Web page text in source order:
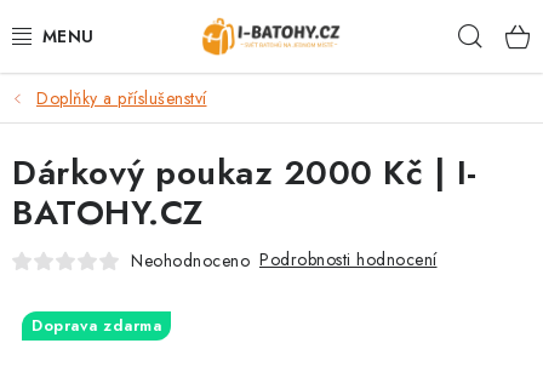
na
VÝPRODEJ %
BATOHY
TAŠKY, KABELKY
Doplňky a příslušenství
Dárkový poukaz 2000 Kč | I-
BATOHY.CZ
Neohodnoceno Podrobnosti hodnocení
Doprava zdarma